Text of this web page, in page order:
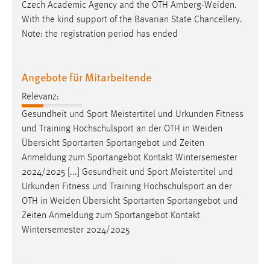
Czech Academic Agency and the OTH Amberg-Weiden.
With the kind support of the Bavarian State Chancellery.
Note: the registration period has ended
Angebote für Mitarbeitende
Relevanz:
Gesundheit und Sport Meistertitel und Urkunden Fitness
und Training Hochschulsport an der OTH in Weiden
Übersicht Sportarten Sportangebot und Zeiten
Anmeldung zum Sportangebot Kontakt Wintersemester
2024/2025 [...] Gesundheit und Sport Meistertitel und
Urkunden Fitness und Training Hochschulsport an der
OTH in Weiden Übersicht Sportarten Sportangebot und
Zeiten Anmeldung zum Sportangebot Kontakt
Wintersemester 2024/2025